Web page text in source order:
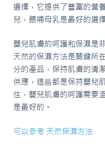
選擇，它提供了豐富的營
兒，餵哺母乳是最好的選
嬰兒肌膚的呵護和保濕是
天然的保濕方法是關鍵所
分的產品，保持肌膚的清
供應，這些都是保持嬰兒
住，嬰兒肌膚的呵護需要
是最好的。
可以參考 天然保濕方法